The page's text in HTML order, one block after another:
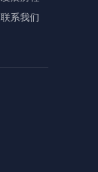
联系我们